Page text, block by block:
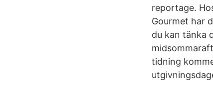
reportage.
Gourmet har
du kan tänka
tidning